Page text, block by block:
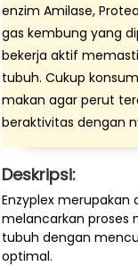
enzim Amilase,
gas kembung yang
bekerja aktif
tubuh. Cukup
makan agar perut
beraktivitas dengan
Deskripsi:
Enzyplex
melancarkan proses
tubuh dengan
optimal.